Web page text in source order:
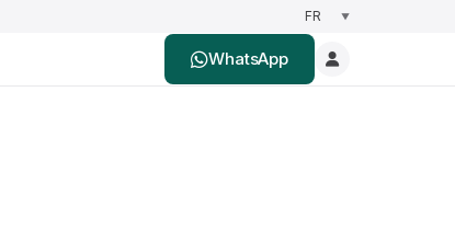
WhatsApp